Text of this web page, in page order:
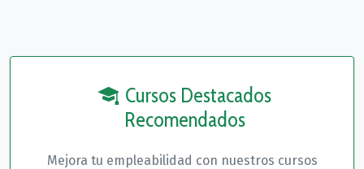
Cursos Destacados
Recomendados
Mejora tu empleabilidad con nuestros cursos